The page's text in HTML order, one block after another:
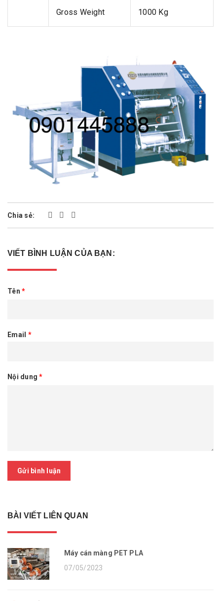
Gross Weight 1000 Kg
Chia sẻ:
VIẾT BÌNH LUẬN CỦA BẠN:
Tên *
Email *
Nội dung*
Gửi bình luận
BÀI VIẾT LIÊN QUAN
Máy cán màng PET PLA
07/05/2023